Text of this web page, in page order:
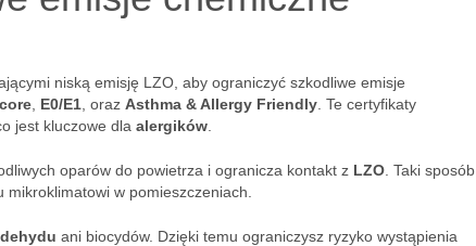
niską emisję LZO, aby ograniczyć szkodliwe emisje
E0/E1 , oraz Asthma & Allergy Friendly . Te certyfikaty
jest kluczowe dla alergików
oparów do powietrza i ogranicza kontakt z LZO . Taki sposób
mikroklimatowi w pomieszczeniach.
ani biocydów. Dzięki temu ograniczysz ryzyko wystąpienia